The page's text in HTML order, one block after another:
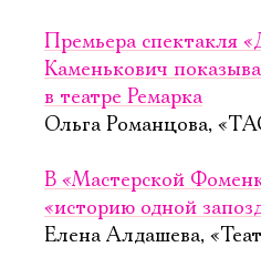
Премьера спектакля
Каменькович
в театре Ремарка
Ольга Романцова,
В «Мастерской
«историю одной
Елена Алдашева,